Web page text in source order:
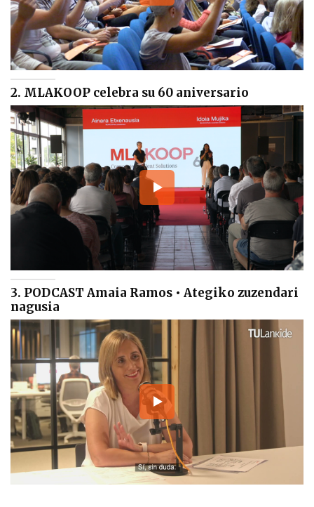
2. MLAKOOP celebra su 60 aniversario
3. PODCAST Amaia Ramos • Ategiko zuzendari
nagusia